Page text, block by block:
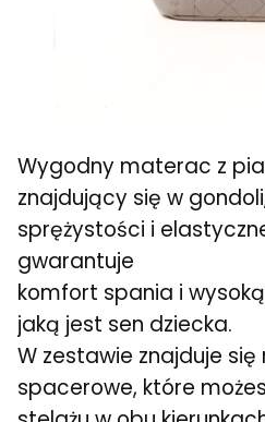
Wygodny materac z
znajdujący się w
sprężystości i
gwarantuje
komfort spania i
jaką jest sen dziecka.
W zestawie znajduje się
spacerowe, które